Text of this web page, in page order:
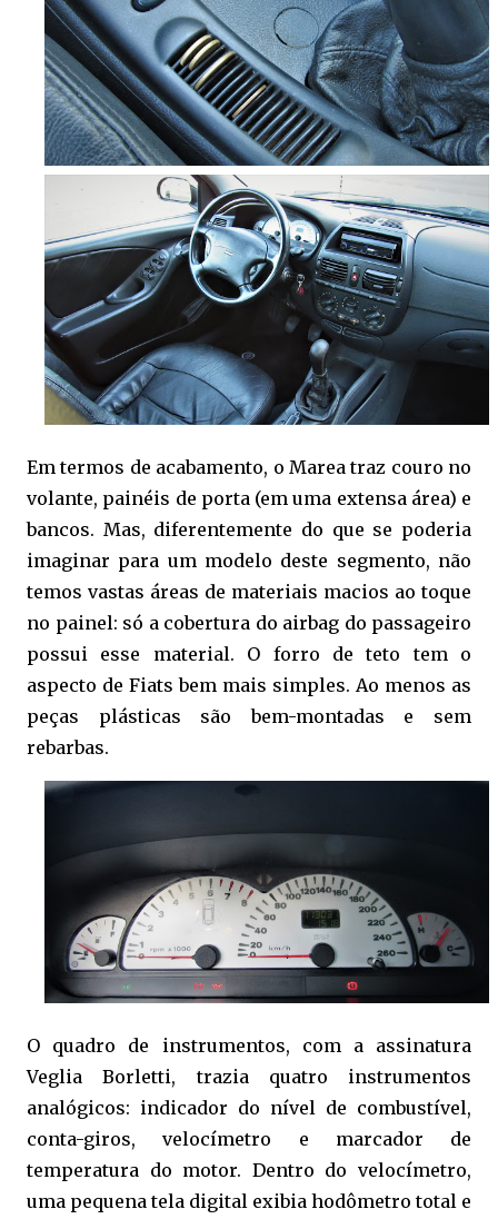
Em termos de acabamento, o Marea traz couro no
volante, painéis de porta (em uma extensa área) e
bancos. Mas, diferentemente do que se poderia
imaginar para um modelo deste segmento, não
temos vastas áreas de materiais macios ao toque
no painel: só a cobertura do airbag do passageiro
possui esse material. O forro de teto tem o
aspecto de Fiats bem mais simples. Ao menos as
peças plásticas são bem-montadas e sem
rebarbas.
O quadro de instrumentos, com a assinatura
Veglia Borletti, trazia quatro instrumentos
analógicos: indicador do nível de combustível,
conta-giros, velocímetro e marcador de
temperatura do motor. Dentro do velocímetro,
uma pequena tela digital exibia hodômetro total e